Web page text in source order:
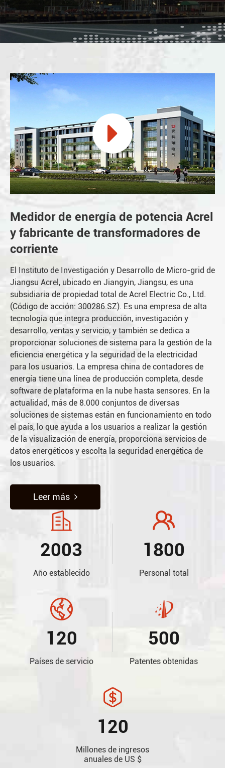
Medidor de energía de potencia Acrel
y fabricante de transformadores de
corriente
El Instituto de Investigación y Desarrollo de Micro-grid de
Jiangsu Acrel, ubicado en Jiangyin, Jiangsu, es una
subsidiaria de propiedad total de Acrel Electric Co., Ltd.
(Código de acción: 300286.SZ). Es una empresa de alta
tecnología que integra producción, investigación y
desarrollo, ventas y servicio, y también se dedica a
proporcionar soluciones de sistema para la gestión de la
eficiencia energética y la seguridad de la electricidad
para los usuarios. La empresa china de contadores de
energía tiene una línea de producción completa, desde
software de plataforma en la nube hasta sensores. En la
actualidad, más de 8.000 conjuntos de diversas
soluciones de sistemas están en funcionamiento en todo
el país, lo que ayuda a los usuarios a realizar la gestión
de la visualización de energía, proporciona servicios de
datos energéticos y escolta la seguridad energética de
los usuarios.
Leer más

2003
Año establecido

1800
Personal total

120
Países de servicio

500
Patentes obtenidas

120
Millones de ingresos
anuales de US $